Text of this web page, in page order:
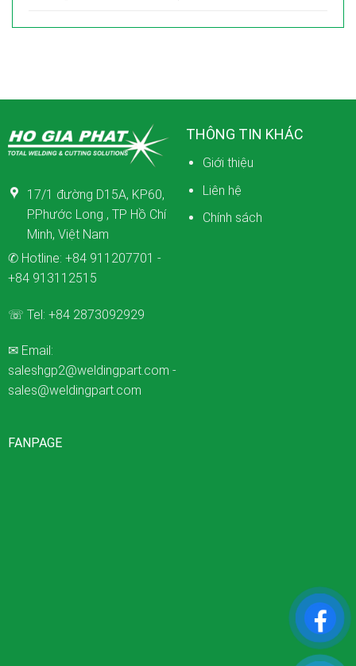
17/1 đường D15A, KP60,
P.Phước Long , TP Hồ Chí
Minh, Việt Nam
✆ Hotline: +84 911207701 -
+84 913112515
☏ Tel: +84 2873092929
✉ Email:
saleshgp2@weldingpart.com -
sales@weldingpart.com
THÔNG TIN KHÁC
Giới thiệu
Liên hệ
Chính sách
FANPAGE